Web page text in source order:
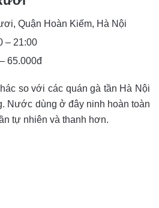
Quận Hoàn Kiếm, Hà Nội
– 21:00
65.000đ
so với các quán gà tần Hà Nội
Nước dùng ở đây ninh hoàn toàn
tự nhiên và thanh hơn.